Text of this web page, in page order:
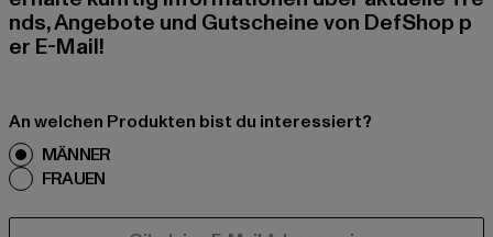
nds, Angebote und Gutscheine von DefShop p
er E-Mail!
An welchen Produkten bist du interessiert?
MÄNNER
FRAUEN